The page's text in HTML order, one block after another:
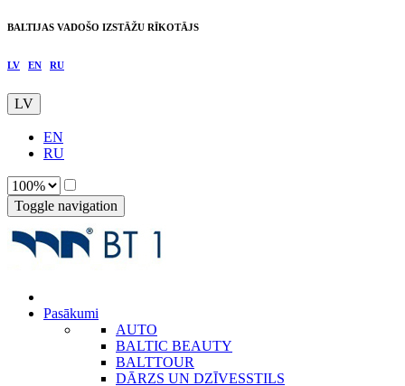
BALTIJAS VADOŠO IZSTĀŽU RĪKOTĀJS
LV EN RU
LV
EN
RU
Toggle navigation
Pasākumi
AUTO
BALTIC BEAUTY
BALTTOUR
DĀRZS UN DZĪVESSTILS